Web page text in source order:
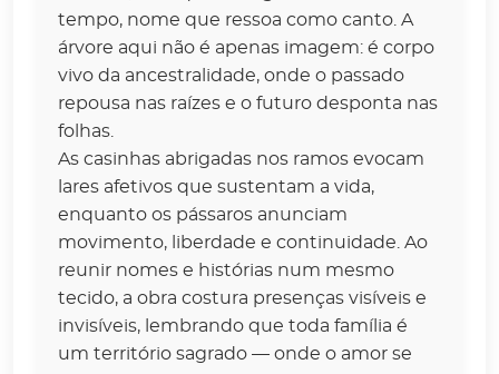
tempo, nome que ressoa como canto. A
árvore aqui não é apenas imagem: é corpo
vivo da ancestralidade, onde o passado
repousa nas raízes e o futuro desponta nas
folhas.
As casinhas abrigadas nos ramos evocam
lares afetivos que sustentam a vida,
enquanto os pássaros anunciam
movimento, liberdade e continuidade. Ao
reunir nomes e histórias num mesmo
tecido, a obra costura presenças visíveis e
invisíveis, lembrando que toda família é
um território sagrado — onde o amor se